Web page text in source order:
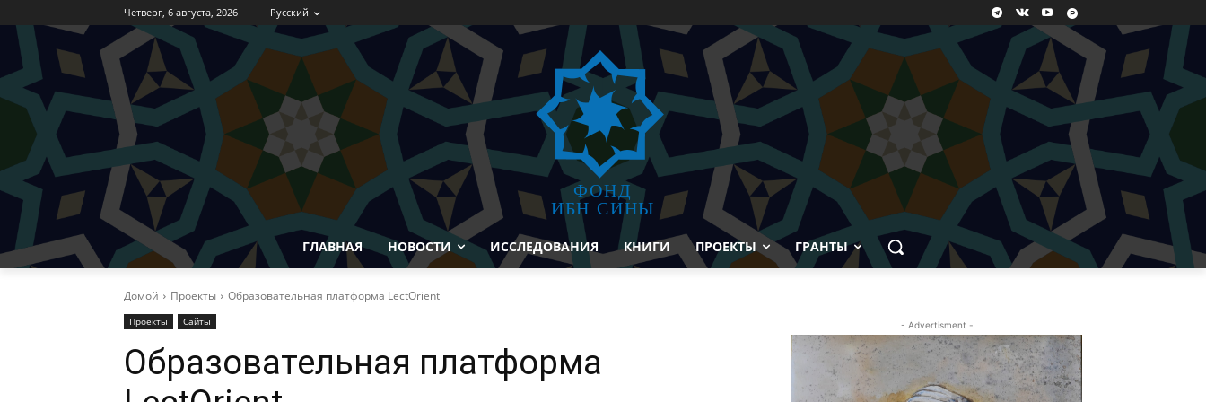
Четверг, 6 августа, 2026 Русский
ФОНД
ИБН СИНЫ
ГЛАВНАЯ НОВОСТИ ИССЛЕДОВАНИЯ КНИГИ ПРОЕКТЫ ГРАНТЫ
Домой Проекты Образовательная платформа LectOrient
Проекты Сайты
Образовательная платформа
- Advertisment -